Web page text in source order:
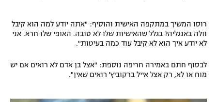
רוסו המשיך במתקפה האישית והוסיף: "אתה יודע למה הוא קיבל
וולה באנגליה? בגלל שהאישיות שלו לא טובה. האופי שלו חרא. אני
לא יודע איך הוא לא קיבל עוד כמה בעיטות".
לבסוף חתם באמירה חריפה נוספת: "אצל בן אדם לא רואים אם יש
מוח או לא, רק אצל אייל ברקוביץ' רואים שאין".